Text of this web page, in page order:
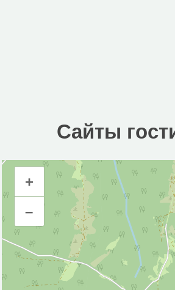
Сайты
Сайты гостиниц
Инфраструктура
Магазин (2)
Смотровая площадка (2)
Исторические объекты
+
–